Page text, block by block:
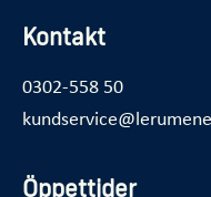
Kontakt
0302-558 50
Öppettider